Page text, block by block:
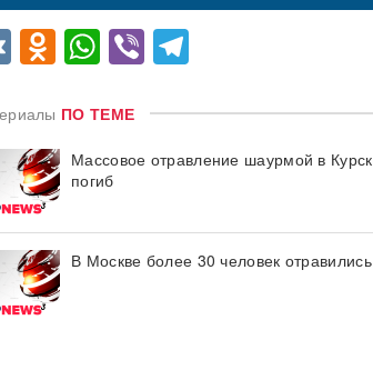
VKOdnoklassniki
WhatsApp
Viber
ПО ТЕМЕ
Массовое отравление шаурмой в
погиб
В Москве более 30 человек